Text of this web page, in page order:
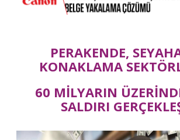
PERAKENDE,
KONAKLAMA
60 MİLYARIN
SALDIRI